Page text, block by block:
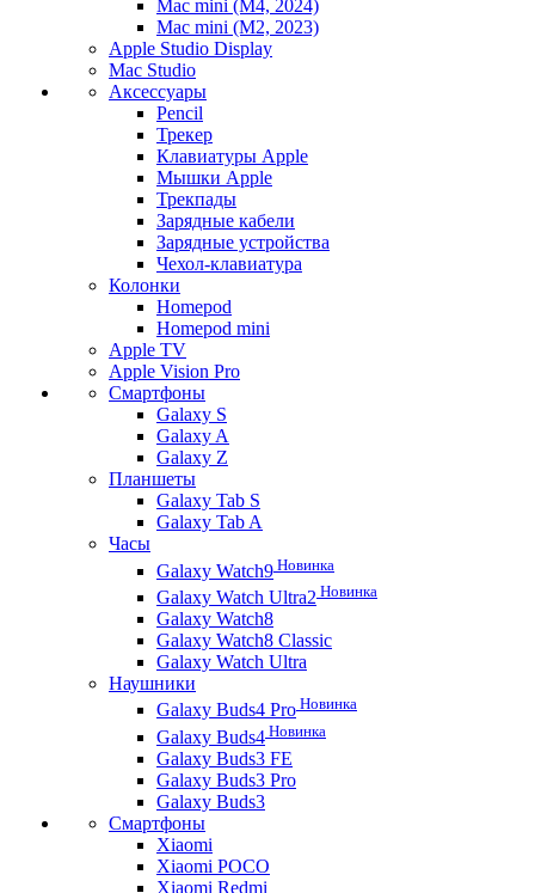
Mac mini (M4, 2024)
Mac mini (M2, 2023)
Apple Studio Display
Mac Studio
Аксессуары
Pencil
Трекер
Клавиатуры Apple
Мышки Apple
Трекпады
Зарядные кабели
Зарядные устройства
Чехол-клавиатура
Колонки
Homepod
Homepod mini
Apple TV
Apple Vision Pro
Смартфоны
Galaxy S
Galaxy A
Galaxy Z
Планшеты
Galaxy Tab S
Galaxy Tab A
Часы
Galaxy Watch9 Новинка
Galaxy Watch Ultra2 Новинка
Galaxy Watch8
Galaxy Watch8 Classic
Galaxy Watch Ultra
Наушники
Galaxy Buds4 Pro Новинка
Galaxy Buds4 Новинка
Galaxy Buds3 FE
Galaxy Buds3 Pro
Galaxy Buds3
Смартфоны
Xiaomi
Xiaomi POCO
Xiaomi Redmi